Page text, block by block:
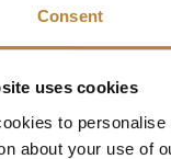
Consent
uses cookies
to
about your use of
es mit einer
Kühle des
haben,
des